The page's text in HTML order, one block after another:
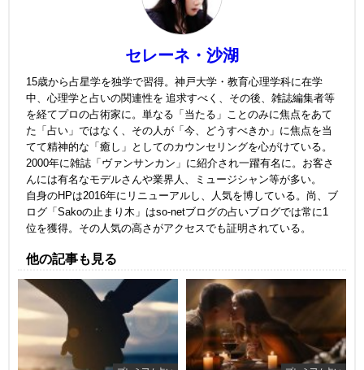
セレーネ・沙湖
15歳から占星学を独学で習得。神戸大学・教育心理学科に在学
中、心理学と占いの関連性を 追求すべく、その後、雑誌編集者等
を経てプロの占術家に。単なる「当たる」ことのみに焦点をあて
た「占い」ではなく、その人が「今、どうすべきか」に焦点を当
てて精神的な「癒し」としてのカウンセリングを心がけている。
2000年に雑誌「ヴァンサンカン」に紹介され一躍有名に。お客さ
んには有名なモデルさんや業界人、ミュージシャン等が多い。
自身のHPは2016年にリニューアルし、人気を博している。尚、ブ
ログ「Sakoの止まり木」はso-netブログの占いブログでは常に1
位を獲得。その人気の高さがアクセスでも証明されている。
他の記事も見る